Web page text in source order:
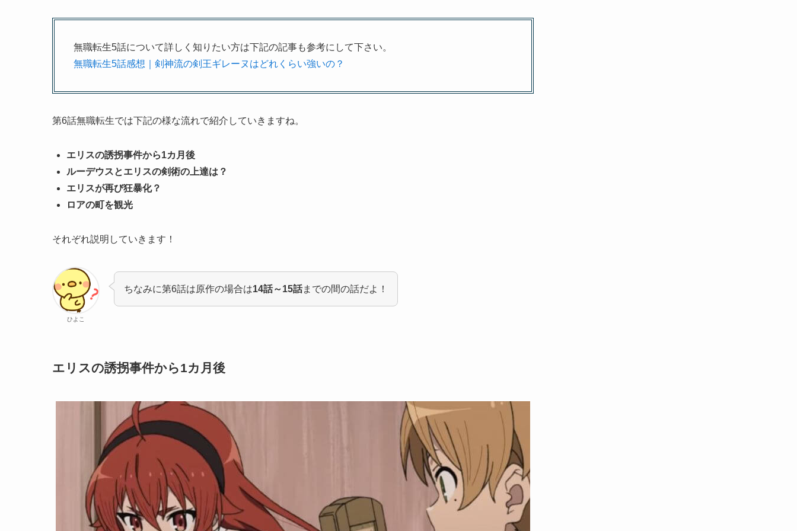
無職転生5話について詳しく知りたい方は下記の記事も参考にして下さい。
無職転生5話感想｜剣神流の剣王ギレーヌはどれくらい強いの？
第6話無職転生では下記の様な流れで紹介していきますね。
エリスの誘拐事件から1カ月後
ルーデウスとエリスの剣術の上達は？
エリスが再び狂暴化？
ロアの町を観光
それぞれ説明していきます！
ひよこ
ちなみに第6話は原作の場合は14話～15話までの間の話だよ！
エリスの誘拐事件から1カ月後